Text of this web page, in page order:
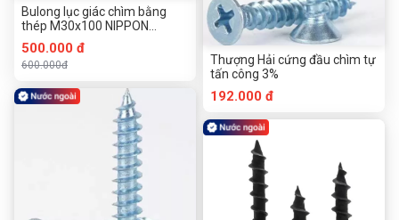
Bulong lục giác chìm bằng
thép M30x100 NIPPON
BYORA - Nhật Bản
500.000 đ
600.000đ
Thượng Hải cứng đầu chìm tự
tấn công 3%
192.000 đ